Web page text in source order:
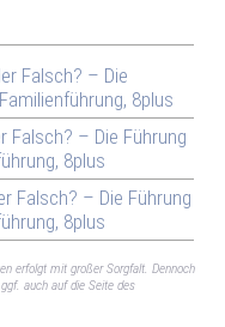
Falsch? – Die
8plus
Falsch? – Die Führung
8plus
Falsch? – Die Führung
8plus
erfolgt mit großer Sorgfalt. Dennoch
auch auf die Seite des